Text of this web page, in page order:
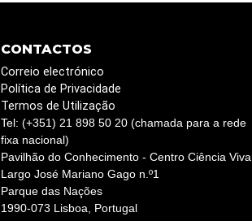
CONTACTOS
Correio electrónico
Política de Privacidade
Termos de Utilização
Tel: (+351) 21 898 50 20 (chamada para a rede
fixa nacional)
Pavilhão do Conhecimento - Centro Ciência Viva
Largo José Mariano Gago n.º1
Parque das Nações
1990-073 Lisboa, Portugal